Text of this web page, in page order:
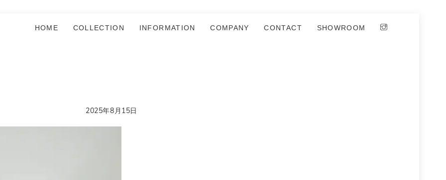
HOME COLLECTION INFORMATION COMPANY CONTACT SHOWROOM
2025年8月15日